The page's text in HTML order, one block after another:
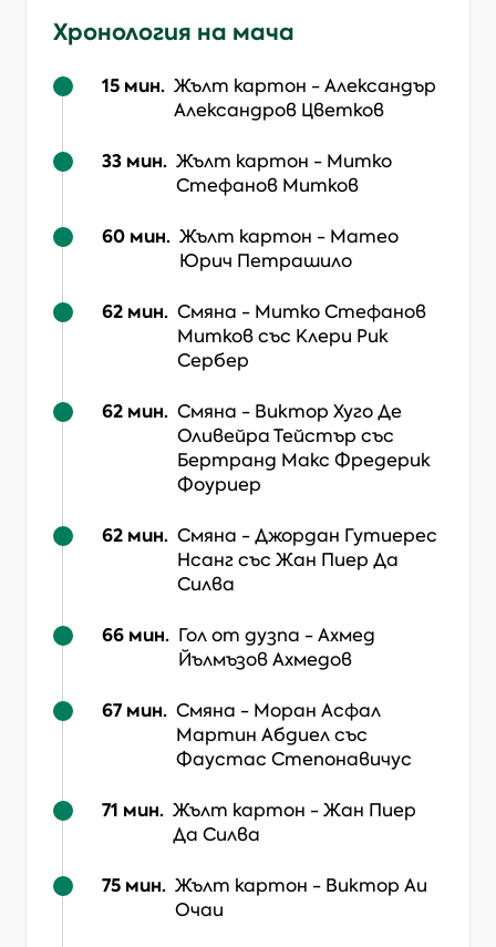
Хронология на мача
15 мин. Жълт картон -Александър
Александров Цветков
33 мин. Жълт картон - Митко
Стефанов Митков
60 мин. Жълт картон - Матео
Юрич Петрашило
62 мин. Смяна - Митко Стефанов
Митковсъс Клери Рик
Сербер
62 мин. Смяна - Виктор Хуго Де
Оливейра Тейстър със
Бертранд Макс Фредерик
Фоуриер
62 мин. Смяна -Джордан Гутиерес
Нсангсъс Жан Пиер Да
Силва
66 мин. Гол от дузпа -Ахмед
Йълмъзов Ахмедов
67 мин. Смяна - Моран Асфал
Мартин Абдиелсъс
Фаустас Степонавичус
71 мин. Жълт картон -Жан Пиер
Да Силва
75 мин. Жълт картон - Виктор Аи
Очаи